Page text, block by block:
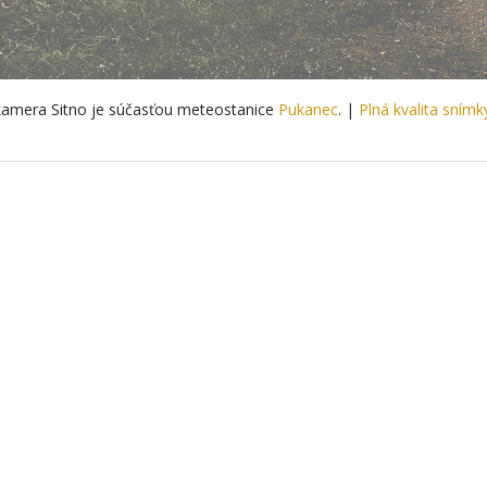
Sitno je súčasťou meteostanice Pukanec. | Plná kvalita